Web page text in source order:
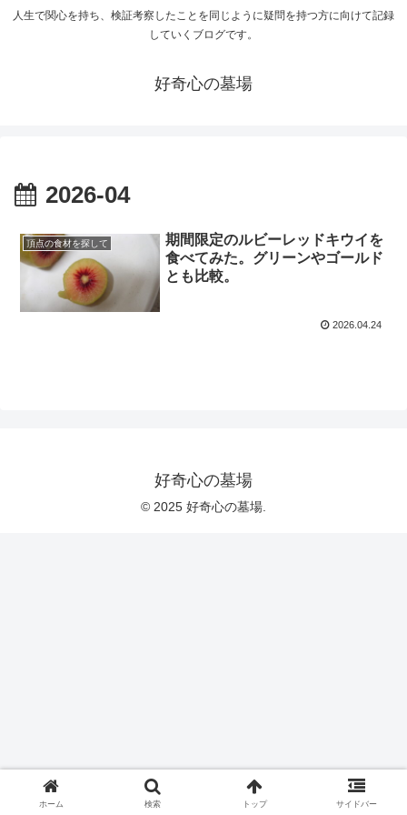
人生で関心を持ち、検証考察したことを同じように疑問を持つ方に向けて記録
していくブログです。
好奇心の墓場
2026-04
頂点の食材を探して
期間限定のルビーレッドキウイを
食べてみた。グリーンやゴールド
とも比較。
2026.04.24
好奇心の墓場
© 2025 好奇心の墓場.
ホーム 検索 トップ サイドバー